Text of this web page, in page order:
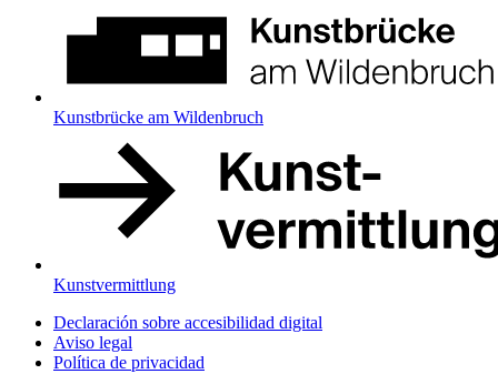
Kunstbrücke am Wildenbruch
Kunstvermittlung
Declaración sobre accesibilidad digital
Aviso legal
Política de privacidad